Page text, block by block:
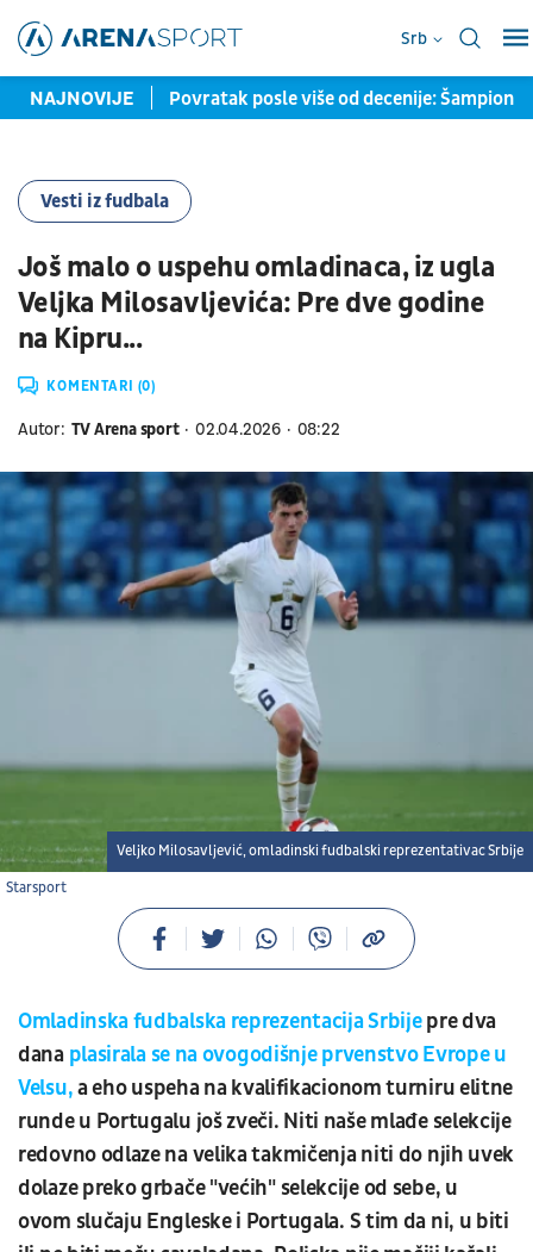
Srb
NAJNOVIJE
severne tribine Povratak posle više od decenije: Šampion
Vesti iz fudbala
Još malo o uspehu omladinaca, iz ugla
Veljka Milosavljevića: Pre dve godine
na Kipru...
KOMENTARI (0)
Autor: TV Arena sport 02.04.2026 08:22
Starsport
Veljko Milosavljević, omladinski fudbalski reprezentativac Srbije
Omladinska fudbalska reprezentacija Srbijepre dva
danaplasirala se na ovogodišnje prvenstvo Evrope u
Velsu,a eho uspeha na kvalifikacionom turniru elitne
runde u Portugalu još zveči. Niti naše mlađe selekcije
redovno odlaze na velika takmičenja niti do njih uvek
dolaze preko grbače "većih" selekcije od sebe, u
ovom slučaju Engleske i Portugala. S tim da ni, u biti